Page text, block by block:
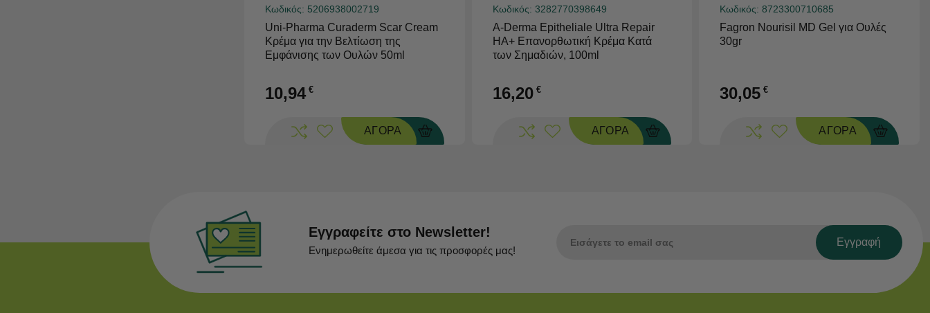
Κωδικός: 5206938002719
Uni-Pharma Curaderm Scar Cream
Κρέμα για την Βελτίωση της
Εμφάνισης των Ουλών 50ml
10,94 €
ΑΓΟΡΑ
Κωδικός: 3282770398649
A-Derma Epitheliale Ultra Repair
HA+ Επανορθωτική Κρέμα Κατά
των Σημαδιών, 100ml
16,20 €
ΑΓΟΡΑ
Κωδικός: 8723300710685
Fagron Nourisil MD Gel για Ουλές
30gr
30,05 €
ΑΓΟΡΑ
Εγγραφείτε στο Newsletter!
Ενημερωθείτε άμεσα για τις προσφορές μας!
Εγγραφή